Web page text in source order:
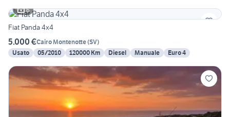
6
Fiat Panda 4x4
5.000 €Cairo Montenotte(SV)
Usato
05/2010 120000 Km Diesel Manuale Euro 4